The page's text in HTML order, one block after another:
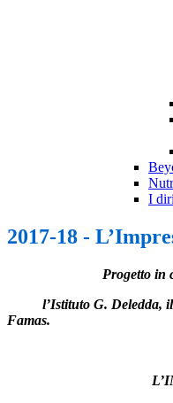
I
2017-18 -
Progetto in
l’Istituto G. Deledda, il
Famas.